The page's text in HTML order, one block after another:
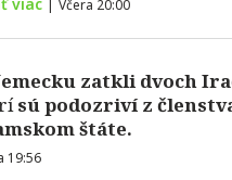
| Včera 20:00
zatkli dvoch
sú podozriví z
štáte.
19:56